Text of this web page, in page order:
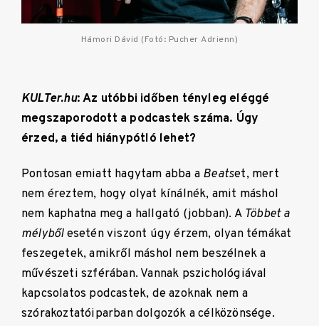
Hámori Dávid (Fotó: Pucher Adrienn)
KULTer.hu: Az utóbbi időben tényleg eléggé
megszaporodott a podcastek száma. Úgy
érzed, a tiéd hiánypótló lehet?
Pontosan emiatt hagytam abba a Beatset, mert
nem éreztem, hogy olyat kínálnék, amit máshol
nem kaphatna meg a hallgató (jobban). A Többet a
mélybőlesetén viszont úgy érzem, olyan témákat
feszegetek, amikről máshol nem beszélnek a
művészeti szférában. Vannak pszichológiával
kapcsolatos podcastek, de azoknak nem a
szórakoztatóiparban dolgozók a célközönsége.